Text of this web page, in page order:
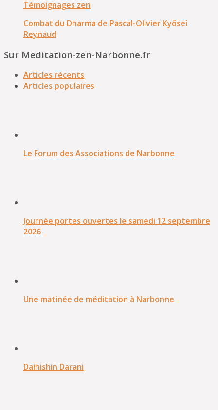
Témoignages zen
Combat du Dharma de Pascal-Olivier Kyōsei
Reynaud
Sur Meditation-zen-Narbonne.fr
Articles récents
Articles populaires
Le Forum des Associations de Narbonne
Journée portes ouvertes le samedi 12 septembre
2026
Une matinée de méditation à Narbonne
Daihishin Darani